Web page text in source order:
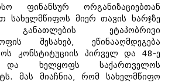
ფინანსურ ორგანიზაციებთან
სახელმწიფოს მიერ თავის ხარჯზე
განათლების ეტაპობრივი
შესახებ, ეწინააღმდეგება
კონსტიტუციის პირველ და 48-ე
და ხელყოფს საქართველოს
მას მიაჩნია, რომ სახელმწიფო